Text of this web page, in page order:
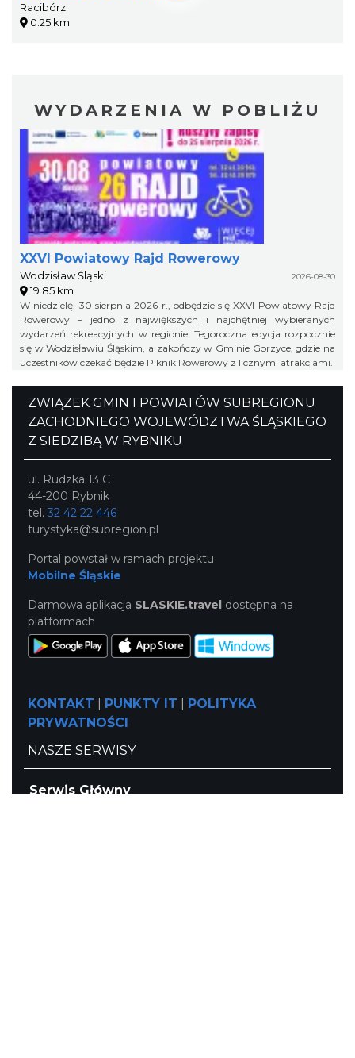
Racibórz
0.25 km
WYDARZENIA W POBLIŻU
XXVI Powiatowy Rajd Rowerowy
Wodzisław Śląski 2026-08-30
19.85 km
W niedzielę, 30 sierpnia 2026 r., odbędzie się XXVI Powiatowy Rajd
Rowerowy – jedno z największych i najchętniej wybieranych
wydarzeń rekreacyjnych w regionie. Tegoroczna edycja rozpocznie
się w Wodzisławiu Śląskim, a zakończy w Gminie Gorzyce, gdzie na
uczestników czekać będzie Piknik Rowerowy z licznymi atrakcjami.
ZWIĄZEK GMIN I POWIATÓW SUBREGIONU
ZACHODNIEGO WOJEWÓDZTWA ŚLĄSKIEGO
Z SIEDZIBĄ W RYBNIKU
ul. Rudzka 13 C
44-200 Rybnik
tel. 32 42 22 446
turystyka@subregion.pl
Portal powstał w ramach projektu
Mobilne Śląskie
Darmowa aplikacja SLASKIE.travel dostępna na
platformach
KONTAKT PUNKTY IT
POLITYKA
PRYWATNOŚCI
NASZE SERWISY
Serwis Główny